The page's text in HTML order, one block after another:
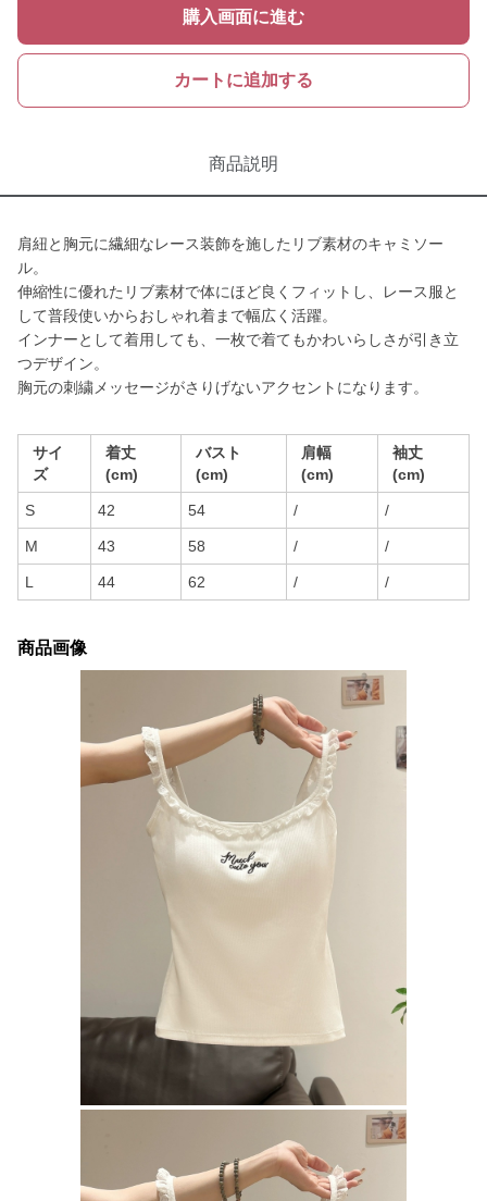
購入画面に進む
カートに追加する
商品説明
肩紐と胸元に繊細なレース装飾を施したリブ素材のキャミソー
ル。
伸縮性に優れたリブ素材で体にほど良くフィットし、レース服と
して普段使いからおしゃれ着まで幅広く活躍。
インナーとして着用しても、一枚で着てもかわいらしさが引き立
つデザイン。
胸元の刺繍メッセージがさりげないアクセントになります。
サイ
ズ
着丈
(cm)
バスト
(cm)
肩幅
(cm)
袖丈
(cm)
S 42 54 / /
M 43 58 / /
L 44 62 / /
商品画像